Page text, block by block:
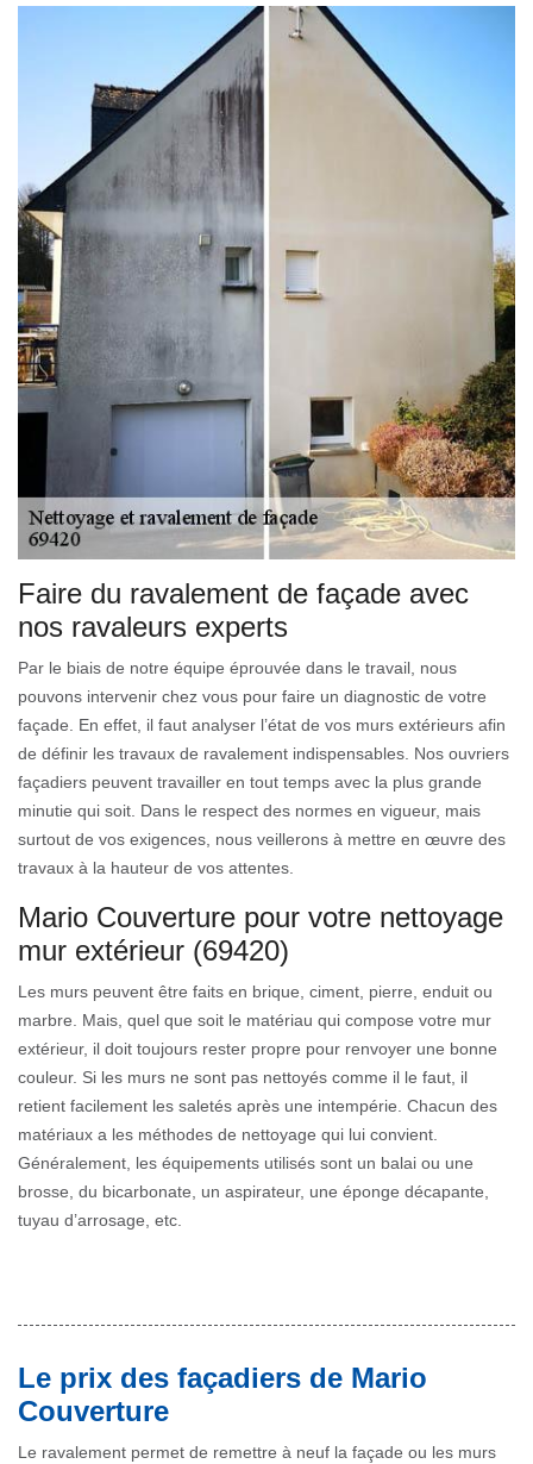
Faire du ravalement de façade avec
nos ravaleurs experts
Par le biais de notre équipe éprouvée dans le travail, nous
pouvons intervenir chez vous pour faire un diagnostic de votre
façade. En effet, il faut analyser l’état de vos murs extérieurs afin
de définir les travaux de ravalement indispensables. Nos ouvriers
façadiers peuvent travailler en tout temps avec la plus grande
minutie qui soit. Dans le respect des normes en vigueur, mais
surtout de vos exigences, nous veillerons à mettre en œuvre des
travaux à la hauteur de vos attentes.
Mario Couverture pour votre nettoyage
mur extérieur (69420)
Les murs peuvent être faits en brique, ciment, pierre, enduit ou
marbre. Mais, quel que soit le matériau qui compose votre mur
extérieur, il doit toujours rester propre pour renvoyer une bonne
couleur. Si les murs ne sont pas nettoyés comme il le faut, il
retient facilement les saletés après une intempérie. Chacun des
matériaux a les méthodes de nettoyage qui lui convient.
Généralement, les équipements utilisés sont un balai ou une
brosse, du bicarbonate, un aspirateur, une éponge décapante,
tuyau d’arrosage, etc.
Le prix des façadiers de Mario
Couverture
Le ravalement permet de remettre à neuf la façade ou les murs